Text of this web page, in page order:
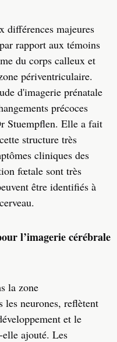
différences majeures
rapport aux témoins
du corps calleux et
périventriculaire.
d'imagerie prénatale
précoces
Stuempflen. Elle a fait
structure très
cliniques des
fœtale sont très
être identifiés à
l’imagerie cérébrale
la zone
les neurones, reflètent
et le
ajouté. Les